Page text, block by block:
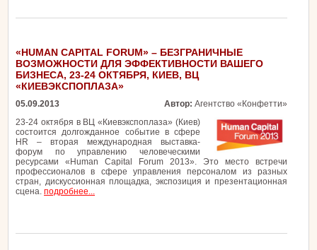
«HUMAN CAPITAL FORUM» – БЕЗГРАНИЧНЫЕ
ВОЗМОЖНОСТИ ДЛЯ ЭФФЕКТИВНОСТИ ВАШЕГО
БИЗНЕСА, 23-24 ОКТЯБРЯ, КИЕВ, ВЦ
«КИЕВЭКСПОПЛАЗА»
05.09.2013 Автор: Агентство «Конфетти»
23-24 октября в ВЦ «Киевэкспоплаза» (Киев)
состоится долгожданное событие в сфере
HR – вторая международная выставка-
форум по управлению человеческими
ресурсами «Human Capital Forum 2013». Это место встречи
профессионалов в сфере управления персоналом из разных
стран, дискуссионная площадка, экспозиция и презентационная
сцена. подробнее...